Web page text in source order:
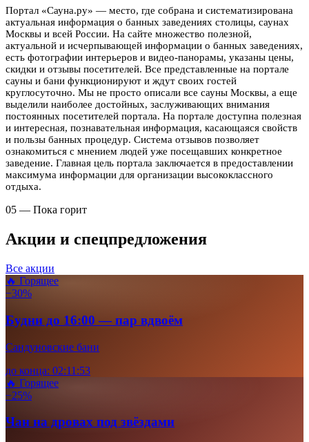
Портал «Сауна.ру» — место, где собрана и систематизирована
актуальная информация о банных заведениях столицы, саунах
Москвы и всей России. На сайте множество полезной,
актуальной и исчерпывающей информации о банных заведениях,
есть фотографии интерьеров и видео-панорамы, указаны цены,
скидки и отзывы посетителей. Все представленные на портале
сауны и бани функционируют и ждут своих гостей
круглосуточно. Мы не просто описали все сауны Москвы, а еще
выделили наиболее достойных, заслуживающих внимания
постоянных посетителей портала. На портале доступна полезная
и интересная, познавательная информация, касающаяся свойств
и пользы банных процедур. Система отзывов позволяет
ознакомиться с мнением людей уже посещавших конкретное
заведение. Главная цель портала заключается в предоставлении
максимума информации для организации высококлассного
отдыха.
05 — Пока горит
Акции и спецпредложения
Все акции
🔥 Горящее
−30%
Будни до 16:00 — пар вдвоём
Сандуновские бани
до конца: 02:11 :52
🔥 Горящее
−25%
Чан на дровах под звёздами